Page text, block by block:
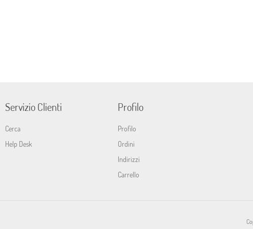
Servizio Clienti
Cerca
Help Desk
Profilo
Profilo
Ordini
Indirizzi
Carrello